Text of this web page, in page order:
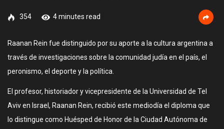
354 4 minutes read
Raanan Rein fue distinguido por su aporte a la cultura argentina a
través de investigaciones sobre la comunidad judía en el país, el
peronismo, el deporte y la política.
El profesor, historiador y vicepresidente de la Universidad de Tel
Aviv en Israel, Raanan Rein, recibió este mediodía el diploma que
lo distingue como Huésped de Honor de la Ciudad Autónoma de